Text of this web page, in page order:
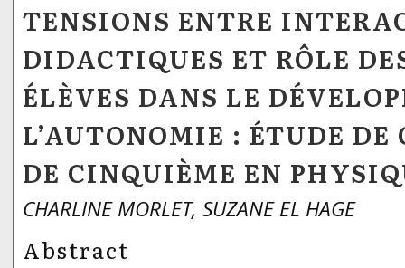
TENSIONS ENTRE
DIDACTIQUES ET RÔLE
ÉLÈVES DANS LE
L’AUTONOMIE : ÉTUDE DE
DE CINQUIÈME EN
CHARLINE MORLET, SUZANE EL HAGE
Abstract